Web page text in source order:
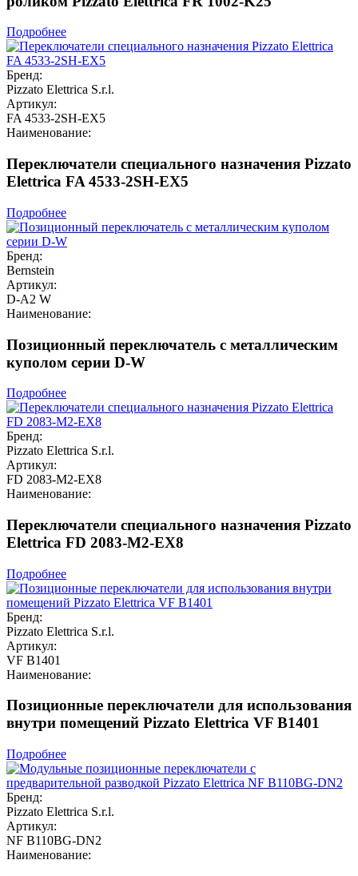
Подробнее
Бренд:
Pizzato Elettrica S.r.l.
Артикул:
FA 4533-2SH-EX5
Наименование:
Переключатели специального назначения Pizzato
Elettrica FA 4533-2SH-EX5
Подробнее
Бренд:
Bernstein
Артикул:
D-A2 W
Наименование:
Позиционный переключатель с металлическим
куполом серии D-W
Подробнее
Бренд:
Pizzato Elettrica S.r.l.
Артикул:
FD 2083-M2-EX8
Наименование:
Переключатели специального назначения Pizzato
Elettrica FD 2083-M2-EX8
Подробнее
Бренд:
Pizzato Elettrica S.r.l.
Артикул:
VF B1401
Наименование:
Позиционные переключатели для использования
внутри помещений Pizzato Elettrica VF B1401
Подробнее
Бренд:
Pizzato Elettrica S.r.l.
Артикул:
NF B110BG-DN2
Наименование: